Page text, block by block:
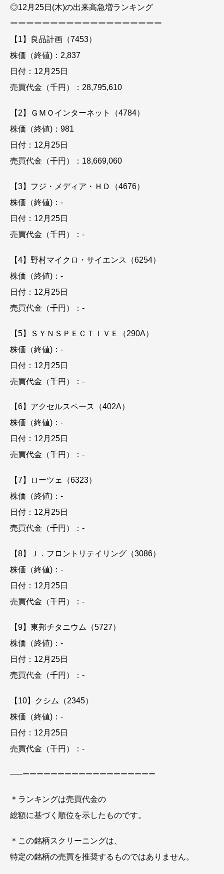
◎12月25日(木)の出来高急増ランキング
ーーーーーーーーーーーーーーーーーーー
【1】良品計画（7453）
株価（終値)：2,837
日付：12月25日
売買代金（千円）：28,795,610
【2】ＧＭＯインターネット（4784）
株価（終値)：981
日付：12月25日
売買代金（千円）：18,669,060
【3】フジ・メディア・ＨＤ（4676）
株価（終値)：-
日付：12月25日
売買代金（千円）：-
【4】野村マイクロ・サイエンス（6254）
株価（終値)：-
日付：12月25日
売買代金（千円）：-
【5】ＳＹＮＳＰＥＣＴＩＶＥ（290A）
株価（終値)：-
日付：12月25日
売買代金（千円）：-
【6】アクセルスペース（402A）
株価（終値)：-
日付：12月25日
売買代金（千円）：-
【7】ローツェ（6323）
株価（終値)：-
日付：12月25日
売買代金（千円）：-
【8】Ｊ．フロントリテイリング（3086）
株価（終値)：-
日付：12月25日
売買代金（千円）：-
【9】東邦チタニウム（5727）
株価（終値)：-
日付：12月25日
売買代金（千円）：-
【10】クシム（2345）
株価（終値)：-
日付：12月25日
売買代金（千円）：-
—–ーーーーーーーーーーーーーーーーーーー
＊ランキングは売買代金の
総額に基づく順位を示したものです。
＊この銘柄スクリーニングは、
特定の銘柄の売買を推奨するものではありません。